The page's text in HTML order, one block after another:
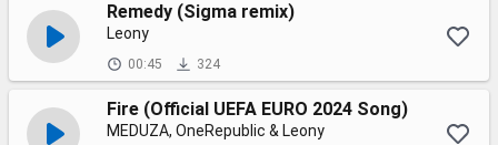
Remedy (Sigma remix)
Leony
00:45 324
Fire (Official UEFA EURO 2024 Song)
MEDUZA, OneRepublic & Leony